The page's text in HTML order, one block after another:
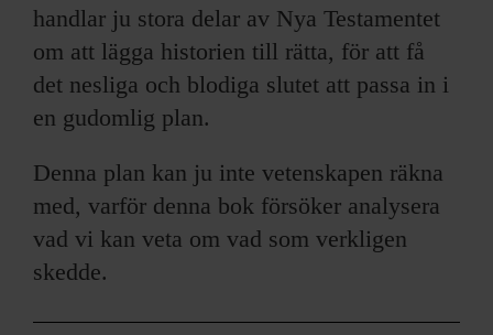
handlar ju stora delar av Nya Testamentet
om att lägga historien till rätta, för att få
det nesliga och blodiga slutet att passa in i
en gudomlig plan.
Denna plan kan ju inte vetenskapen räkna
med, varför denna bok försöker analysera
vad vi kan veta om vad som verkligen
skedde.